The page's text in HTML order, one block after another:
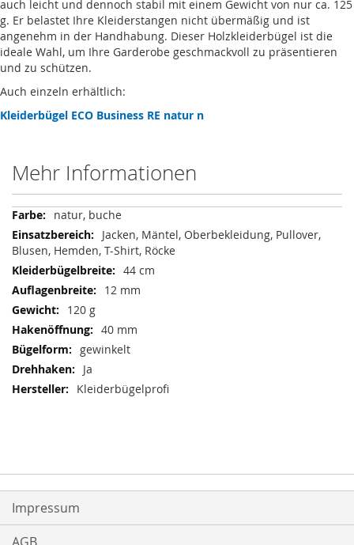
auch leicht und dennoch stabil mit einem Gewicht von nur ca. 125
g. Er belastet Ihre Kleiderstangen nicht übermäßig und ist
angenehm in der Handhabung. Dieser Holzkleiderbügel ist die
ideale Wahl, um Ihre Garderobe geschmackvoll zu präsentieren
und zu schützen.
Auch einzeln erhältlich:
Kleiderbügel ECO Business RE natur n
Mehr Informationen
Mehr
Informationen
natur, buche
Jacken, Mäntel, Oberbekleidung, Pullover,
Blusen, Hemden, T-Shirt, Röcke
44 cm
12 mm
120 g
40 mm
gewinkelt
Ja
Kleiderbügelprofi
Impressum